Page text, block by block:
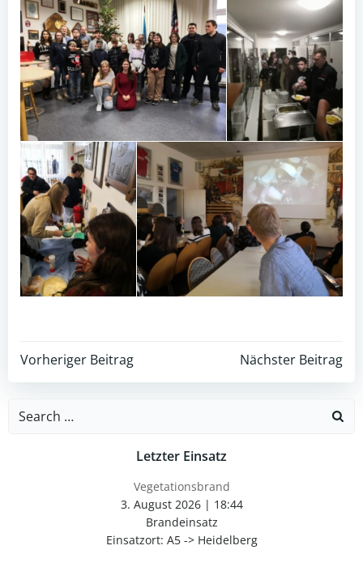
Post
navigation
Vorheriger Beitrag
Post
navigation
Nächster Beitrag
Search
Letzter Einsatz
Vegetationsbrand
3. August 2026| 18:44
Brandeinsatz
Einsatzort: A5 -> Heidelberg